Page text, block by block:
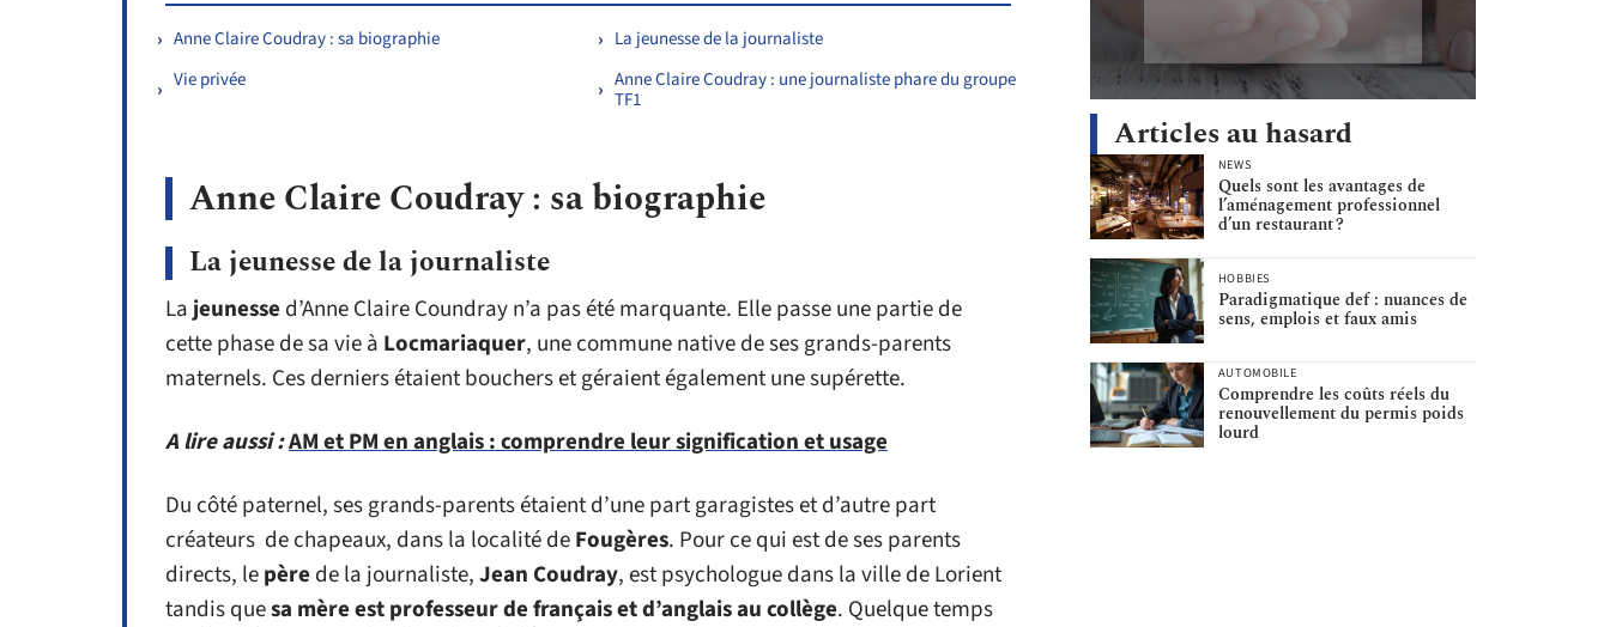
Anne Claire Coudray : sa biographie
La jeunesse de la journaliste
Vie privée
Anne Claire Coudray : une journaliste phare du groupe
TF1
Anne Claire Coudray : sa biographie
La jeunesse de la journaliste
Lajeunesse d’Anne Claire Coundray n’a pas été marquante. Elle passe une partie de
cette phase de sa vie à Locmariaquer, une commune native de ses grands-parents
maternels. Ces derniers étaient bouchers et géraient également une supérette.
A lire aussi :AM et PM en anglais : comprendre leur signification et usage
Du côté paternel, ses grands-parents étaient d’une part garagistes et d’autre part
créateurs de chapeaux, dans la localité deFougères. Pour ce qui est de ses parents
directs, lepère de la journaliste,Jean Coudray, est psychologue dans la ville de Lorient
tandis quesa mère est professeur de français et d’anglais au collège. Quelque temps
Articles au hasard
NEWS
Quels sont les avantages de
l’aménagement professionnel
d’un restaurant ?
HOBBIES
Paradigmatique def : nuances de
sens, emplois et faux amis
AUTOMOBILE
Comprendre les coûts réels du
renouvellement du permis poids
lourd